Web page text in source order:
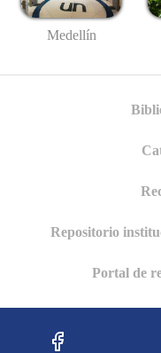
Medellín
Repositorio
Portal de